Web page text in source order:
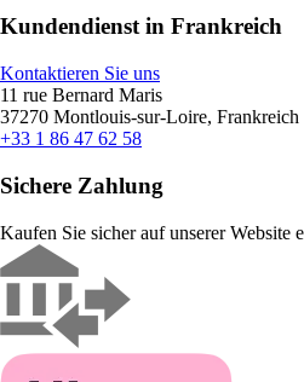
Kundendienst in Frankreich
Kontaktieren Sie uns
11 rue Bernard Maris
37270 Montlouis-sur-Loire, Frankreich
+33 1 86 47 62 58
Sichere Zahlung
Kaufen Sie sicher auf unserer Website